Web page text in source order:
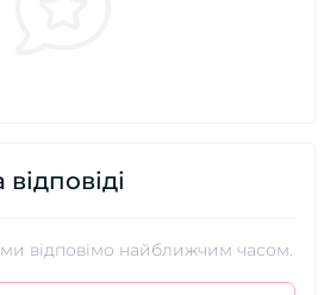
відповімо найближчим часом.